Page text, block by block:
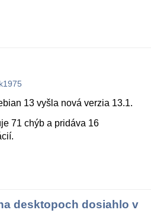
13 vyšla nová verzia 13.1.
71 chýb a pridáva 16
desktopoch dosiahlo v